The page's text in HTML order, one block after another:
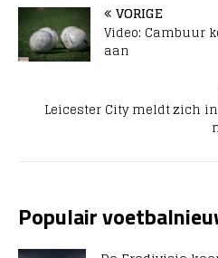
VORIGE
Video: Cambuur
aan
Leicester City meldt zich
Populair